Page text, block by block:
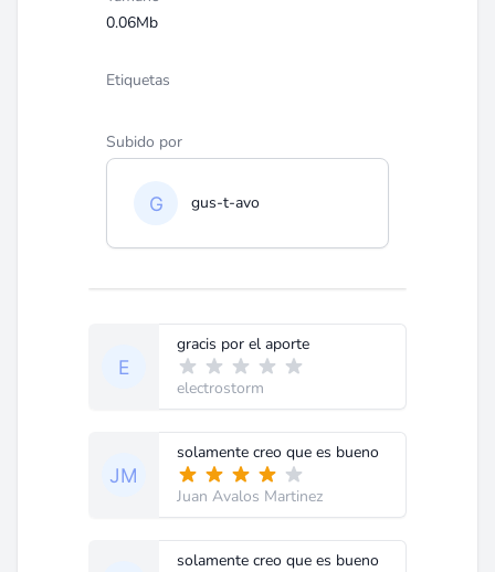
0.06Mb
Etiquetas
Subido por
gus-t-avo
gracis por el aporte
electrostorm
solamente creo que es bueno
Juan Avalos Martinez
solamente creo que es bueno